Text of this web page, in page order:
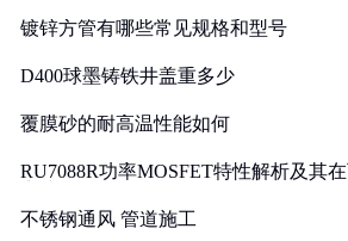
镀锌方管有哪些常见规格和型号
D400球墨铸铁井盖重多少
覆膜砂的耐高温性能如何
RU7088R功率MOSFET特性解析及其
不锈钢通风 管道施工